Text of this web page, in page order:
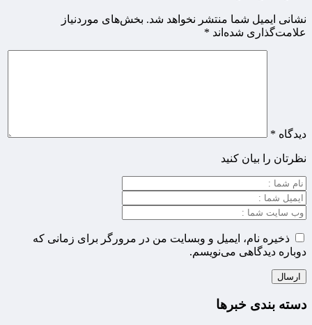
نشانی ایمیل شما منتشر نخواهد شد. بخش‌های موردنیاز
علامت‌گذاری شده‌اند *
دیدگاه *
نظرتان را بیان کنید
ذخیره نام، ایمیل و وبسایت من در مرورگر برای زمانی که
دوباره دیدگاهی می‌نویسم.
دسته بندی خبرها